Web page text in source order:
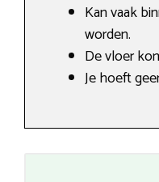
Kan vaak
worden.
De vloer
Je hoeft